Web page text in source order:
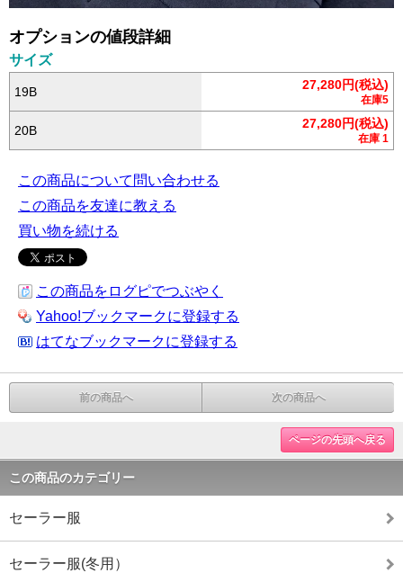
オプションの値段詳細
サイズ
19B 27,280円(税込)
在庫5
20B 27,280円(税込)
在庫 1
この商品について問い合わせる
この商品を友達に教える
買い物を続ける
この商品をログピでつぶやく
Yahoo!ブックマークに登録する
はてなブックマークに登録する
前の商品へ 次の商品へ
ページの先頭へ戻る
この商品のカテゴリー
セーラー服
セーラー服(冬用）